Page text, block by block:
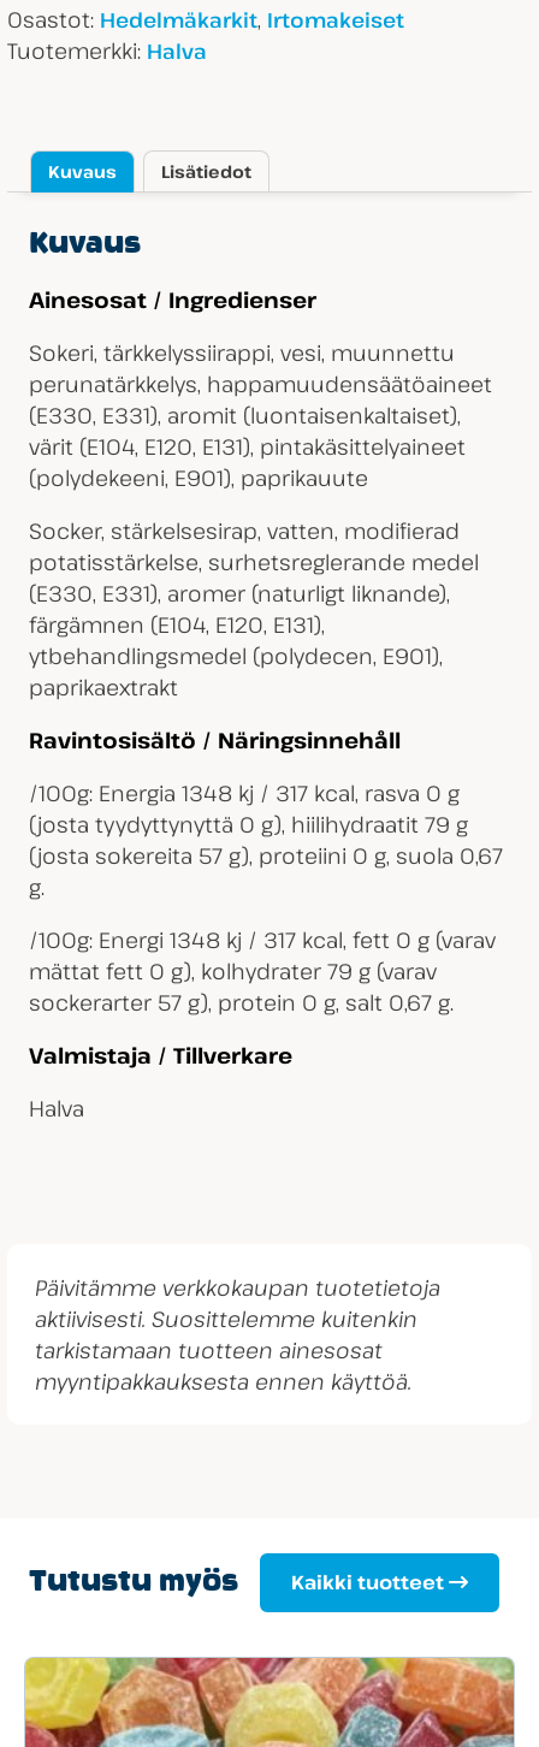
Osastot: Hedelmäkarkit, Irtomakeiset
Tuotemerkki: Halva
Kuvaus Lisätiedot
Kuvaus
Ainesosat / Ingredienser
Sokeri, tärkkelyssiirappi, vesi, muunnettu
perunatärkkelys, happamuudensäätöaineet
(E330, E331), aromit (luontaisenkaltaiset),
värit (E104, E120, E131), pintakäsittelyaineet
(polydekeeni, E901), paprikauute
Socker, stärkelsesirap, vatten, modifierad
potatisstärkelse, surhetsreglerande medel
(E330, E331), aromer (naturligt liknande),
färgämnen (E104, E120, E131),
ytbehandlingsmedel (polydecen, E901),
paprikaextrakt
Ravintosisältö / Näringsinnehåll
/100g: Energia 1348 kj / 317 kcal, rasva 0 g
(josta tyydyttynyttä 0 g), hiilihydraatit 79 g
(josta sokereita 57 g), proteiini 0 g, suola 0,67
g.
/100g: Energi 1348 kj / 317 kcal, fett 0 g (varav
mättat fett 0 g), kolhydrater 79 g (varav
sockerarter 57 g), protein 0 g, salt 0,67 g.
Valmistaja / Tillverkare
Halva
Päivitämme verkkokaupan tuotetietoja
aktiivisesti. Suosittelemme kuitenkin
tarkistamaan tuotteen ainesosat
myyntipakkauksesta ennen käyttöä.
Tutustu myös Kaikki tuotteet